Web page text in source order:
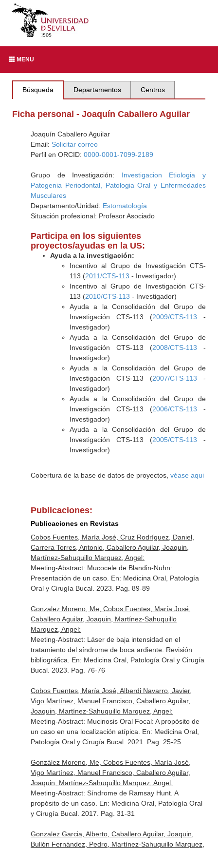
MENU
Búsqueda Departamentos Centros
Ficha personal - Joaquín Caballero Aguilar
Joaquín Caballero Aguilar
Email: Solicitar correo
Perfil en ORCID: 0000-0001-7099-2189
Grupo de Investigación: Investigacion Etiologia y
Patogenia Periodontal, Patologia Oral y Enfermedades
Musculares
Departamento/Unidad: Estomatología
Situación profesional: Profesor Asociado
Participa en los siguientes
proyectos/ayudas en la US:
Ayuda a la investigación:
Incentivo al Grupo de Investigación CTS-
113 (2011/CTS-113 - Investigador)
Incentivo al Grupo de Investigación CTS-
113 (2010/CTS-113 - Investigador)
Ayuda a la Consolidación del Grupo de
Investigación CTS-113 (2009/CTS-113 -
Investigador)
Ayuda a la Consolidación del Grupo de
Investigación CTS-113 (2008/CTS-113 -
Investigador)
Ayuda a la Consolidación del Grupo de
Investigación CTS-113 (2007/CTS-113 -
Investigador)
Ayuda a la Consolidación del Grupo de
Investigación CTS-113 (2006/CTS-113 -
Investigador)
Ayuda a la Consolidación del Grupo de
Investigación CTS-113 (2005/CTS-113 -
Investigador)
Cobertura de la base de datos de proyectos, véase aqui
Publicaciones:
Publicaciones en Revistas
Cobos Fuentes, María José, Cruz Rodríguez, Daniel,
Carrera Torres, Antonio, Caballero Aguilar, Joaquin,
Martínez-Sahuquillo Marquez, Angel:
Meeting-Abstract: Mucocele de Blandin-Nuhn:
Presentación de un caso. En: Medicina Oral, Patología
Oral y Cirugía Bucal. 2023. Pag. 89-89
Gonzalez Moreno, Me, Cobos Fuentes, María José,
Caballero Aguilar, Joaquin, Martínez-Sahuquillo
Marquez, Angel:
Meeting-Abstract: Láser de baja intensidad en el
tratamiento del síndrome de boca ardiente: Revisión
bibliográfica. En: Medicina Oral, Patología Oral y Cirugía
Bucal. 2023. Pag. 76-76
Cobos Fuentes, María José, Alberdi Navarro, Javier,
Vigo Martínez, Manuel Francisco, Caballero Aguilar,
Joaquin, Martínez-Sahuquillo Marquez, Angel:
Meeting-Abstract: Mucinosis Oral Focal: A propósito de
un caso en una localización atípica. En: Medicina Oral,
Patología Oral y Cirugía Bucal. 2021. Pag. 25-25
González Moreno, Me, Cobos Fuentes, María José,
Vigo Martínez, Manuel Francisco, Caballero Aguilar,
Joaquin, Martínez-Sahuquillo Marquez, Angel:
Meeting-Abstract: Síndrome de Ramsay Hunt. A
propósito de un caso. En: Medicina Oral, Patología Oral
y Cirugía Bucal. 2017. Pag. 31-31
Gonzalez Garcia, Alberto, Caballero Aguilar, Joaquin,
Bullón Fernández, Pedro, Martínez-Sahuquillo Marquez,